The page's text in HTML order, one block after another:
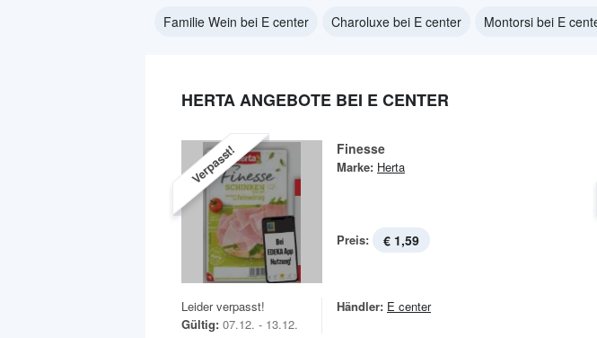
Familie Wein bei E center
Charoluxe bei E center Montorsi bei E
HERTA ANGEBOTE BEI E CENTER
Verpasst! Finesse
Marke: Herta
Preis: € 1,59
Leider verpasst!
Gültig: 07.12. - 13.12.
Händler: E center